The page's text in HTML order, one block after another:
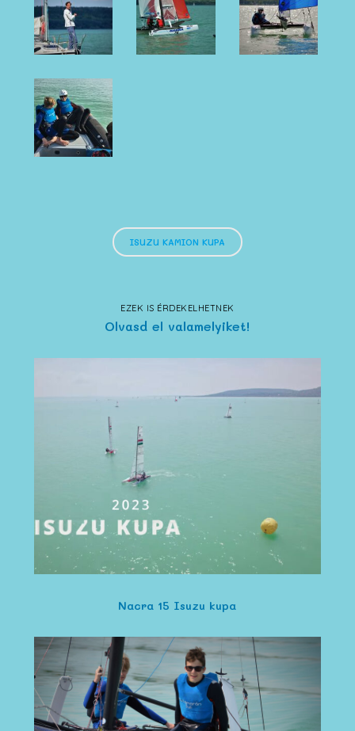
ISUZU KAMION KUPA
EZEK IS ÉRDEKELHETNEK
Olvasd el valamelyiket!
Nacra 15 Isuzu kupa